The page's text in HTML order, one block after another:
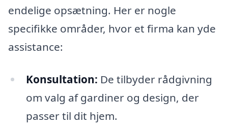
endelige opsætning. Her er nogle
specifikke områder, hvor et firma kan yde
assistance:
Konsultation: De tilbyder rådgivning
om valg af gardiner og design, der
passer til dit hjem.